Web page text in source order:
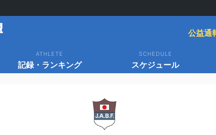
公益通
ATHLETE
記録・ランキング
SCHEDULE
スケジュール